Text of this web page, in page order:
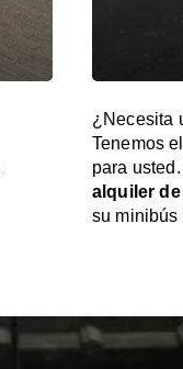
¿Necesita
Tenemos
para
alquiler
su minibús